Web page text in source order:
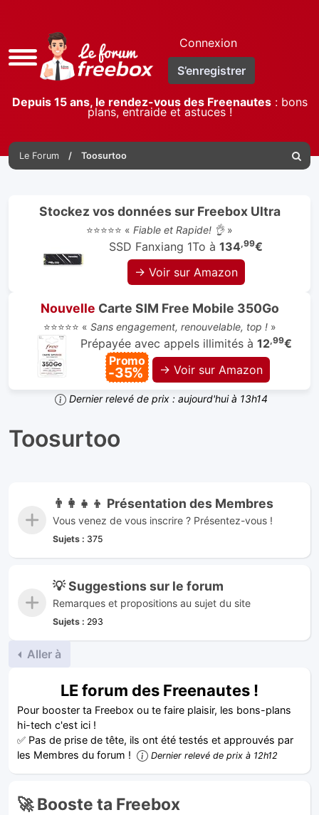
Accès
rapide
Connexion
S’enregistrer
Depuis 15 ans, le rendez-vous des Freenautes: bons
plans, entraide et astuces !
Le Forum Toosurtoo
Stockez vos données sur Freebox Ultra
⭐⭐⭐⭐⭐ « Fiable et Rapide! 👌»
SSD Fanxiang 1To à 134,99€
→ Voir sur Amazon
Nouvelle Carte SIM Free Mobile 350Go
⭐⭐⭐⭐⭐ « Sans engagement, renouvelable, top !»
Prépayée avec appels illimités à 12,99€
Promo
-35% → Voir sur Amazon
Dernier relevé de prix : aujourd'hui à 13h14
Toosurtoo
👨‍👩‍👧‍👦 Présentation des Membres
Vous venez de vous inscrire ? Présentez-vous !
Sujets : 375
💡 Suggestions sur le forum
Remarques et propositions au sujet du site
Sujets : 293
Aller à
LE forum des Freenautes !
Pour booster ta Freebox ou te faire plaisir, les bons-plans
hi-tech c'est ici !
✅ Pas de prise de tête, ils ont été testés et approuvés par
les Membres du forum !
Dernier relevé de prix à 12h12
🚀 Booste ta Freebox